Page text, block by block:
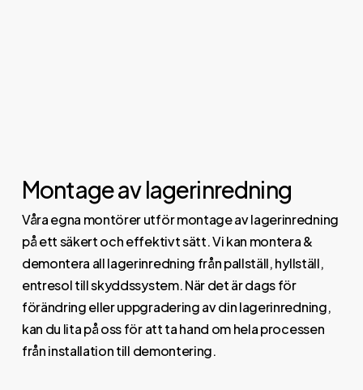
Montage av lagerinredning
Våra egna montörer utför montage av lagerinredning
på ett säkert och effektivt sätt. Vi kan montera &
demontera all lagerinredning från pallställ, hyllställ,
entresol till skyddssystem. När det är dags för
förändring eller uppgradering av din lagerinredning,
kan du lita på oss för att ta hand om hela processen
från installation till demontering.